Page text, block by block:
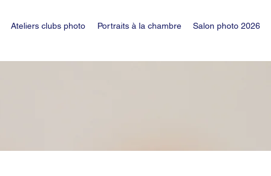
Ateliers clubs photo Portraits à la chambre Salon photo 2026